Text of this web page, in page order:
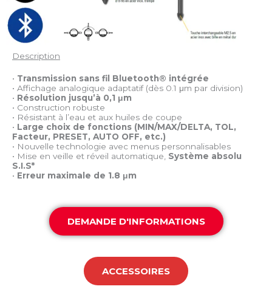
Description
• Transmission sans fil Bluetooth® intégrée
• Affichage analogique adaptatif (dès 0.1 μm par division)
• Résolution jusqu’à 0,1 μm
• Construction robuste
• Résistant à l’eau et aux huiles de coupe
• Large choix de fonctions (MIN/MAX/DELTA, TOL,
Facteur, PRESET, AUTO OFF, etc.)
• Nouvelle technologie avec menus personnalisables
• Mise en veille et réveil automatique, Système absolu
S.I.S*
• Erreur maximale de 1.8 μm
DEMANDE D'INFORMATIONS
ACCESSOIRES